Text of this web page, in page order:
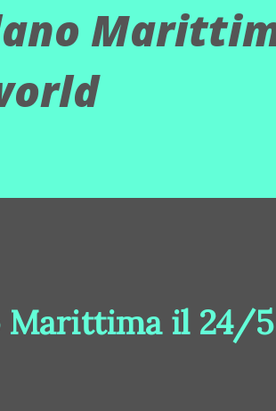
Marittima il 24/5